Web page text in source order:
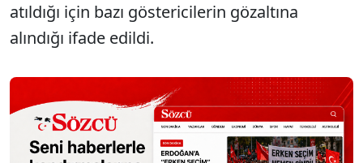
atıldığı için bazı göstericilerin gözaltına
alındığı ifade edildi.